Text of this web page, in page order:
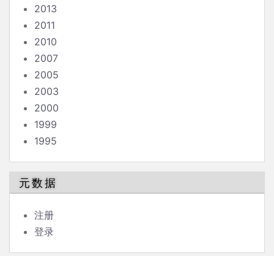
2013
2011
2010
2007
2005
2003
2000
1999
1995
元数据
注册
登录